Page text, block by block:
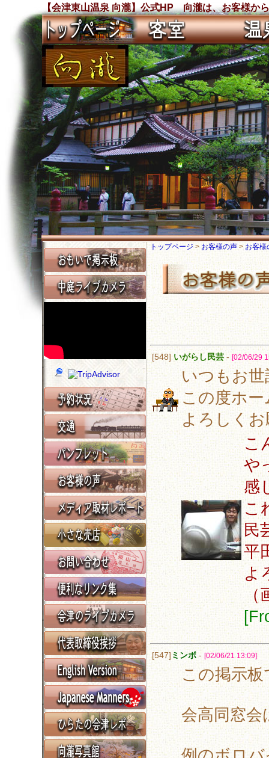
【会津東山温泉 向瀧】公式HP 向瀧は、お客様か
トップページ> お客様の声 > お客
[548] いがらし民芸 - [02/06/29
いつもお
この度ホ
よろしく
こ
や
感
こ
民
平
よ
[547] ミンボ - [02/06/21 13:09]
この掲示板
会高同窓会